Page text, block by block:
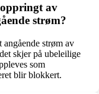
av
strøm?
strøm av
skjer på ubeleilige
som
blir blokkert.